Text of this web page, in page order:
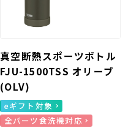
真空断熱スポーツボトル
FJU-1500TSS オリーブ
(OLV)
eギフト対象
全パーツ食洗機対応